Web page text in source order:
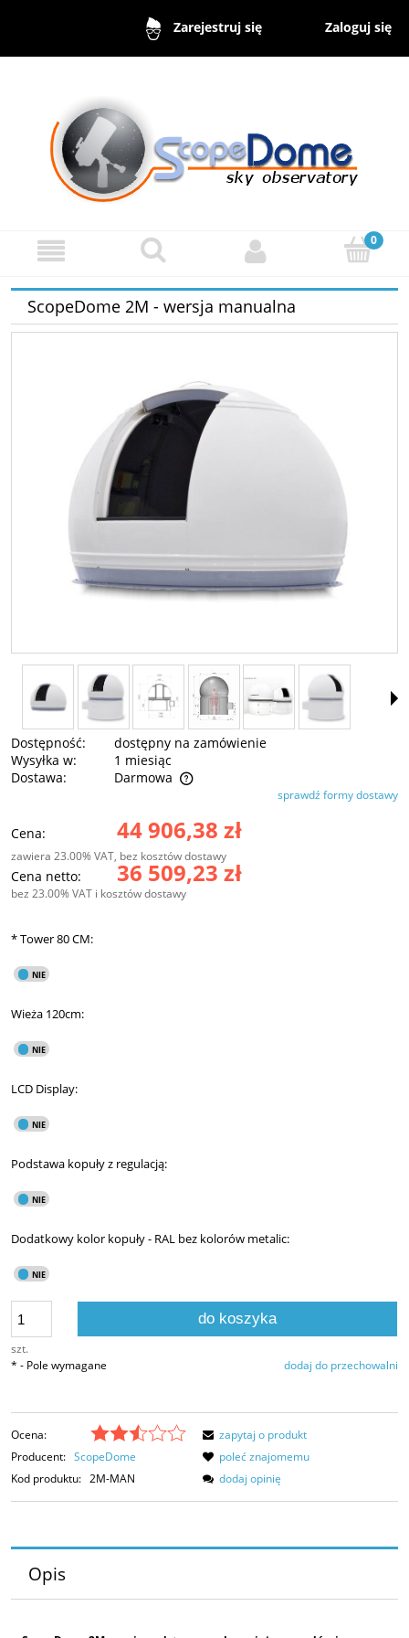
Zarejestruj się Zaloguj się
ScopeDome 2M - wersja manualna
Dostępność:
dostępny na zamówienie
Wysyłka w:
1 miesiąc
Dostawa:
Darmowa
Cena nie zawiera ewentualnych kosztów płatnościsprawdź formy dostawy
Cena: 44 906,38 zł
zawiera 23.00% VAT, bez kosztów dostawy
Cena netto: 36 509,23 zł
bez 23.00% VAT i kosztów dostawy
*Tower 80 CM:
Wieża 120cm:
LCD Display:
Podstawa kopuły z regulacją:
Dodatkowy kolor kopuły - RAL bez kolorów metalic:
szt.
do koszyka
dodaj do przechowalni
* - Pole wymagane
Ocena:
Producent: ScopeDome
Kod produktu: 2M-MAN
zapytaj o produkt
poleć znajomemu
dodaj opinię
Opis